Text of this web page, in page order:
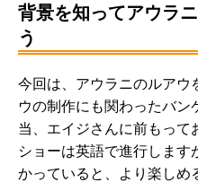
背景を知ってアウラ
う
今回は、アウラニのルアウ
ウの制作にも関わったバン
当、エイジさんに前もっ
ショーは英語で進行しま
かっていると、より楽しめ